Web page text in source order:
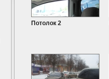
Потолок 2